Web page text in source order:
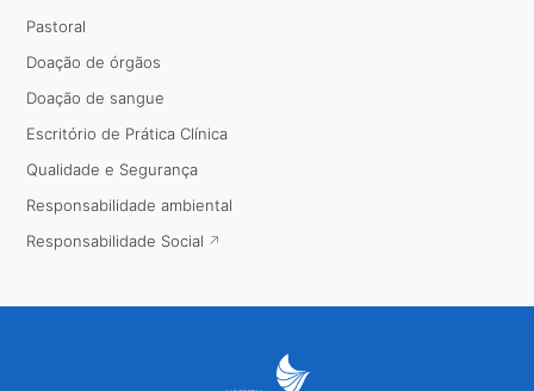
Pastoral
Doação de órgãos
Doação de sangue
Escritório de Prática Clínica
Qualidade e Segurança
Responsabilidade ambiental
Responsabilidade Social